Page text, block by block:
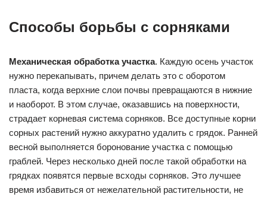
Способы борьбы с сорняками
Механическая обработка участка. Каждую осень участок
нужно перекапывать, причем делать это с оборотом
пласта, когда верхние слои почвы превращаются в нижние
и наоборот. В этом случае, оказавшись на поверхности,
страдает корневая система сорняков. Все доступные корни
сорных растений нужно аккуратно удалить с грядок. Ранней
весной выполняется боронование участка с помощью
граблей. Через несколько дней после такой обработки на
грядках появятся первые всходы сорняков. Это лучшее
время избавиться от нежелательной растительности, не